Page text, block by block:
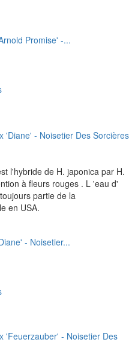
Promise' -...
l'hybride de H. japonica par H.
à fleurs rouges . L 'eau d'
partie de la
en USA.
- Noisetier...